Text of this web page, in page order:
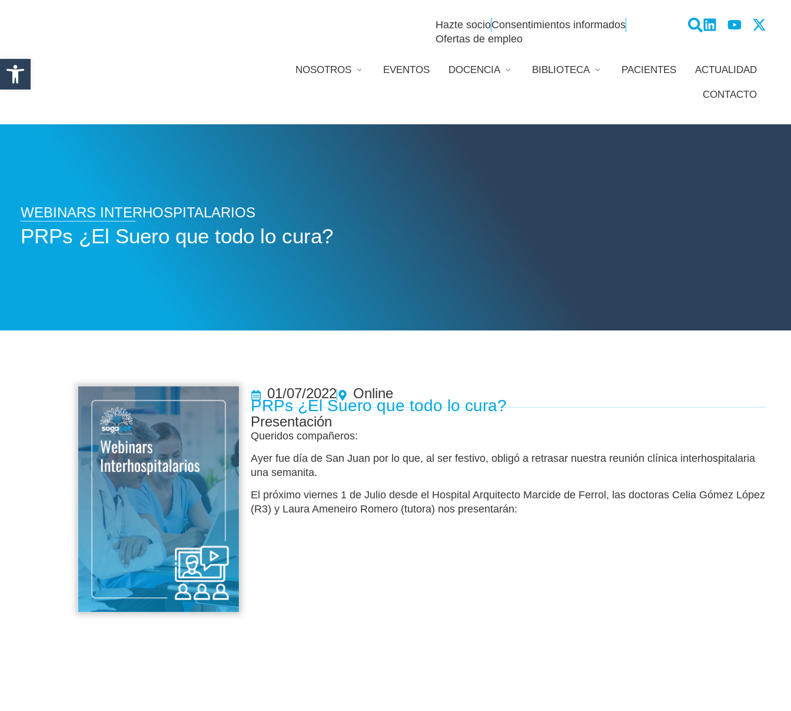
Hazte socioConsentimientos informados
Ofertas de empleo
NOSOTROS EVENTOS DOCENCIA BIBLIOTECA PACIENTES ACTUALIDAD
CONTACTO
WEBINARS INTERHOSPITALARIOS
PRPs ¿El Suero que todo lo cura?
01/07/2022 Online
PRPs ¿El Suero que todo lo cura?
Presentación
Queridos compañeros:
Ayer fue día de San Juan por lo que, al ser festivo, obligó a retrasar nuestra reunión clínica interhospitalaria
una semanita.
El próximo viernes 1 de Julio desde el Hospital Arquitecto Marcide de Ferrol, las doctoras Celia Gómez López
(R3) y Laura Ameneiro Romero (tutora) nos presentarán:
Abrir barra de herramientas